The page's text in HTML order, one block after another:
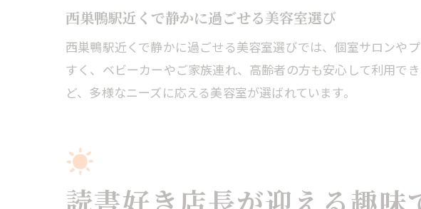
落ち着い
美容室初
西巣鴨駅近くで静かに過ごせる美容室選び
西巣鴨駅近くで静かに過ごせる美容室選びでは、個室サロンや
すく、ベビーカーやご家族連れ、高齢者の方も安心して利用で
ど、多様なニーズに応える美容室が選ばれています。
読書好き店長が迎える趣味